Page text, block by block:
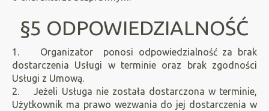
§5 ODPOWIEDZIALNOŚĆ
1. Organizator ponosi odpowiedzialność za brak
dostarczenia Usługi w terminie oraz brak zgodności
Usługi z Umową.
2. Jeżeli Usługa nie została dostarczona w terminie,
Użytkownik ma prawo wezwania do jej dostarczenia w